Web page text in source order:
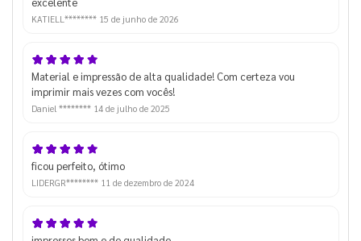
KATIELL******** 15 de junho de 2026
Material e impressão de alta qualidade! Com certeza vou
imprimir mais vezes com vocês!
Daniel ******** 14 de julho de 2025
ficou perfeito, ótimo
LIDERGR******** 11 de dezembro de 2024